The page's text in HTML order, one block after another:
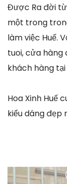
Được Ra đời từ
một trong
làm việc Huế.
tuoi, cửa hàng
khách hàng
Hoa Xinh Huế
kiểu dáng đẹp